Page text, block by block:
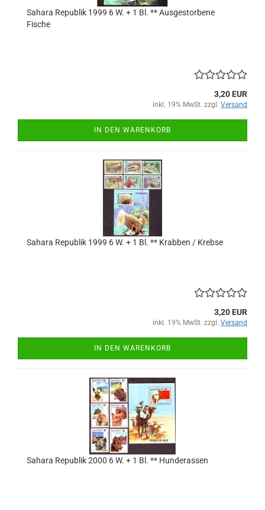
Sahara Republik 1999 6 W. + 1 Bl. ** Ausgestorbene
Fische
3,20 EUR
inkl. 19% MwSt. zzgl. Versand
IN DEN WARENKORB
Sahara Republik 1999 6 W. + 1 Bl. ** Krabben / Krebse
3,20 EUR
inkl. 19% MwSt. zzgl. Versand
IN DEN WARENKORB
Sahara Republik 2000 6 W. + 1 Bl. ** Hunderassen